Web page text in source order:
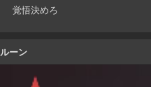
覚悟決めろ
ルーン